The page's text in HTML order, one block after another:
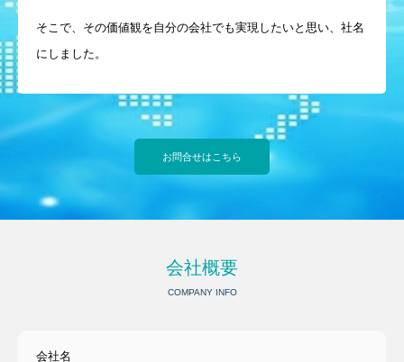
そこで、その価値観を自分の会社でも実現したいと思い、社名
にしました。
お問合せはこちら
会社概要
COMPANY INFO
会社名